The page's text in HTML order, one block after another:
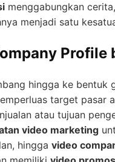
menggabungkan
menjadi satu
hingga ke
target pasar
atau tujuan
video marketing
hingga video